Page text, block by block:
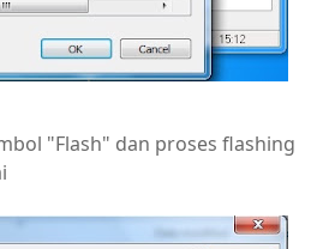
"Flash" dan proses flashing